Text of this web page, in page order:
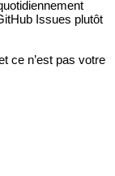
Issues plutôt
ce n’est pas votre